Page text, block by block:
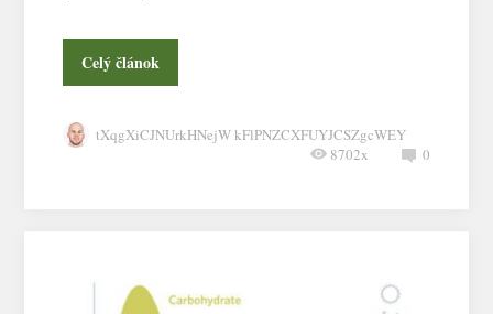
Celý článok
tXqgXiCJNUrkHNejW kFlPNZCXFUYJCSZgcWEY
0
8702x